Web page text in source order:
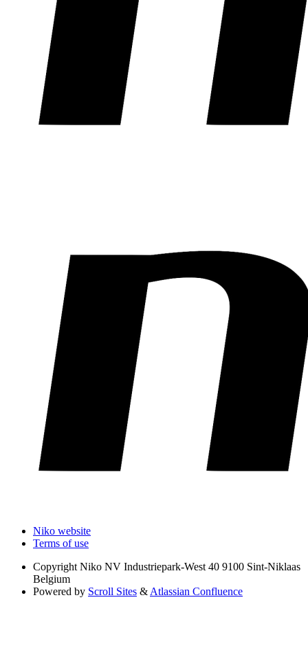
Niko website
Terms of use
Copyright Niko NV Industriepark-West 40 9100 Sint-Niklaas
Belgium
Powered by Scroll Sites & Atlassian Confluence